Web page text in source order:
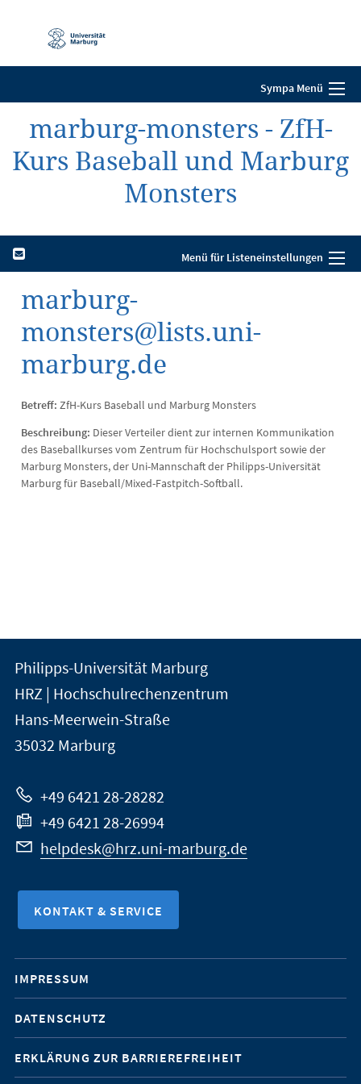
Navigation
Sympa Menü
marburg-monsters - ZfH-
Kurs Baseball und Marburg
Monsters
Menü für Listeneinstellungen
marburg-
monsters@lists.uni-
marburg.de
Betreff: ZfH-Kurs Baseball und Marburg Monsters
Beschreibung: Dieser Verteiler dient zur internen Kommunikation
des Baseballkurses vom Zentrum für Hochschulsport sowie der
Marburg Monsters, der Uni-Mannschaft der Philipps-Universität
Marburg für Baseball/Mixed-Fastpitch-Softball.
Kontakt
und
Informationen
zur
Website
der
Universität
Marburg
Philipps-Universität Marburg
HRZ | Hochschulrechenzentrum
Hans-Meerwein-Straße
35032 Marburg
+49 6421 28-28282
+49 6421 28-26994
helpdesk@hrz.uni-marburg.de
KONTAKT & SERVICE
Mobile-
Service-
Navigation
IMPRESSUM
DATENSCHUTZ
ERKLÄRUNG ZUR BARRIEREFREIHEIT